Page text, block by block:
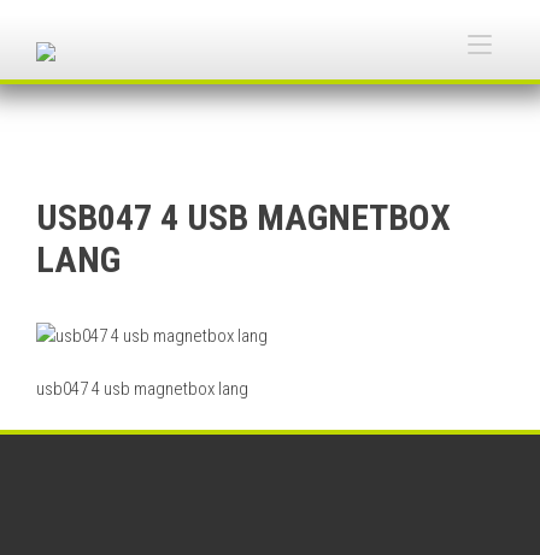
content
USB047 4 USB MAGNETBOX
LANG
usb047 4 usb magnetbox lang